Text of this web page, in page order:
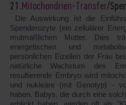
21.Mitochondrien-Transfer/
Die Auswirkung ist die
Spenderozyte (ein zellulärer
mutmaßlichen Mutter. Dies
energetischen und
persönlichen Eizellen der Frau
natürliche Wachstum des
resultierende Embryo wird
und nukleäre (mit Genotyp) -
haben. Babys, die durch eine